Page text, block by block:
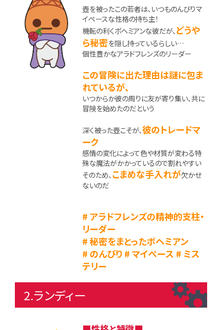
壺を被ったこの若者は、いつものんびりマ
イペースな性格の持ち主！
機転の利くボヘミアンな彼だが、どうや
ら秘密を隠し持っているらしい…
個性豊かなアラドフレンズのリーダー
この冒険に出た理由は謎に包ま
れているが、
いつからか彼の周りに友が寄り集い、共に
冒険を始めたのだという
深く被った壺こそが、彼のトレードマ
ーク
感情の変化によって色や材質が変わる特
殊な魔法がかかっているので割れやすい
そのため、こまめな手入れが欠かせ
ないのだ
# アラドフレンズの精神的支柱・
リーダー
# 秘密をまとったボヘミアン
# のんびり # マイペース # ミス
テリー
2.ランディー